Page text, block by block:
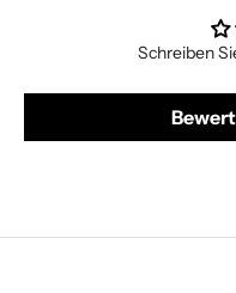
Schreiben